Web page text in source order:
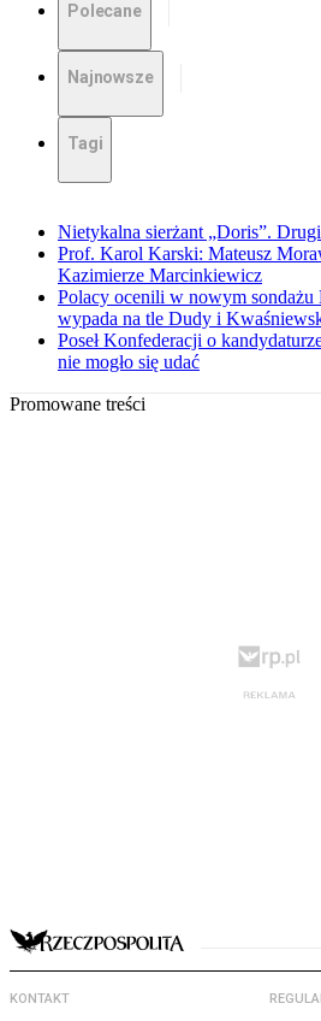
Polecane
Najnowsze
Tagi
Nietykalna sierżant „Doris”.
Prof. Karol Karski: Mateusz
Kazimierze Marcinkiewicz
Polacy ocenili w nowym
wypada na tle Dudy i
Poseł Konfederacji o
nie mogło się udać
Promowane treści
KONTAKT